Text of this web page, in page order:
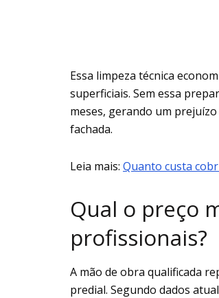
Essa limpeza técnica
superficiais. Sem essa
meses, gerando um
fachada.
Leia mais: Quanto custa
Qual o preço
profissionais?
A mão de obra qualificada
predial. Segundo dados